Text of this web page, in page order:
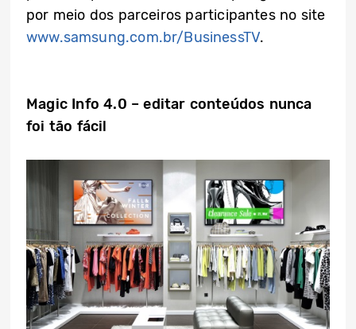
por meio dos parceiros participantes no site
www.samsung.com.br/BusinessTV.
Magic Info 4.0 – editar conteúdos nunca
foi tão fácil